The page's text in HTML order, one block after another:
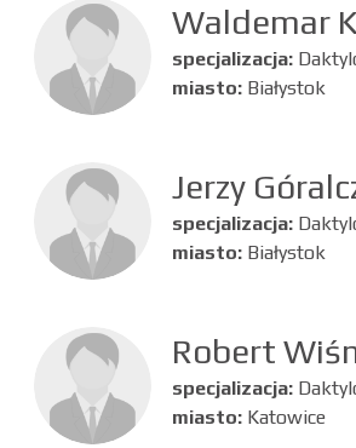
Waldemar
specjalizacja:
miasto: Białystok
Jerzy
specjalizacja:
miasto: Białystok
Robert
specjalizacja:
miasto: Katowice